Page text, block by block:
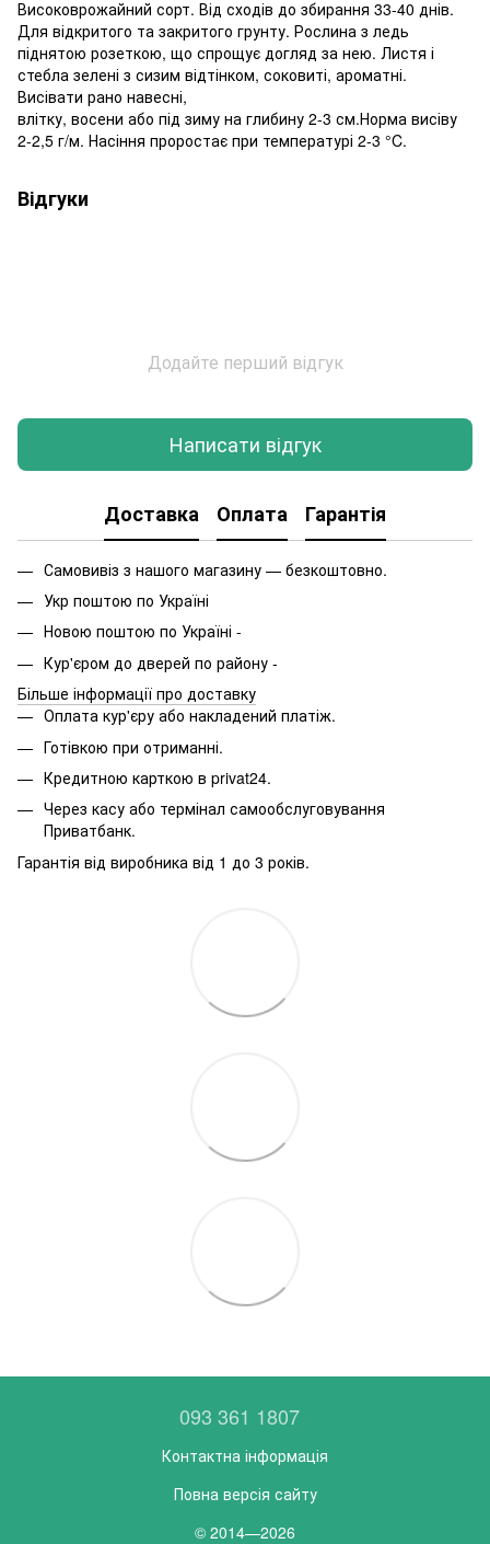
Високоврожайний сорт. Від сходів до збирання 33-40 днів.
Для відкритого та закритого грунту. Рослина з ледь
піднятою розеткою, що спрощує догляд за нею. Листя і
стебла зелені з сизим відтінком, соковиті, ароматні.
Висівати рано навесні,
влітку, восени або під зиму на глибину 2-3 см.Норма висіву
2-2,5 г/м. Насіння проростає при температурі 2-3 °C.
Відгуки
Додайте перший відгук
Написати відгук
Доставка Оплата Гарантія
Самовивіз з нашого магазину — безкоштовно.
Укр поштою по Україні
Новою поштою по Україні -
Кур'єром до дверей по району -
Більше інформації про доставку
Оплата кур'єру або накладений платіж.
Готівкою при отриманні.
Кредитною карткою в privat24.
Через касу або термінал самообслуговування
Приватбанк.
Гарантія від виробника від 1 до 3 років.
093 361 1807
Контактна інформація
Повна версія сайту
© 2014—2026